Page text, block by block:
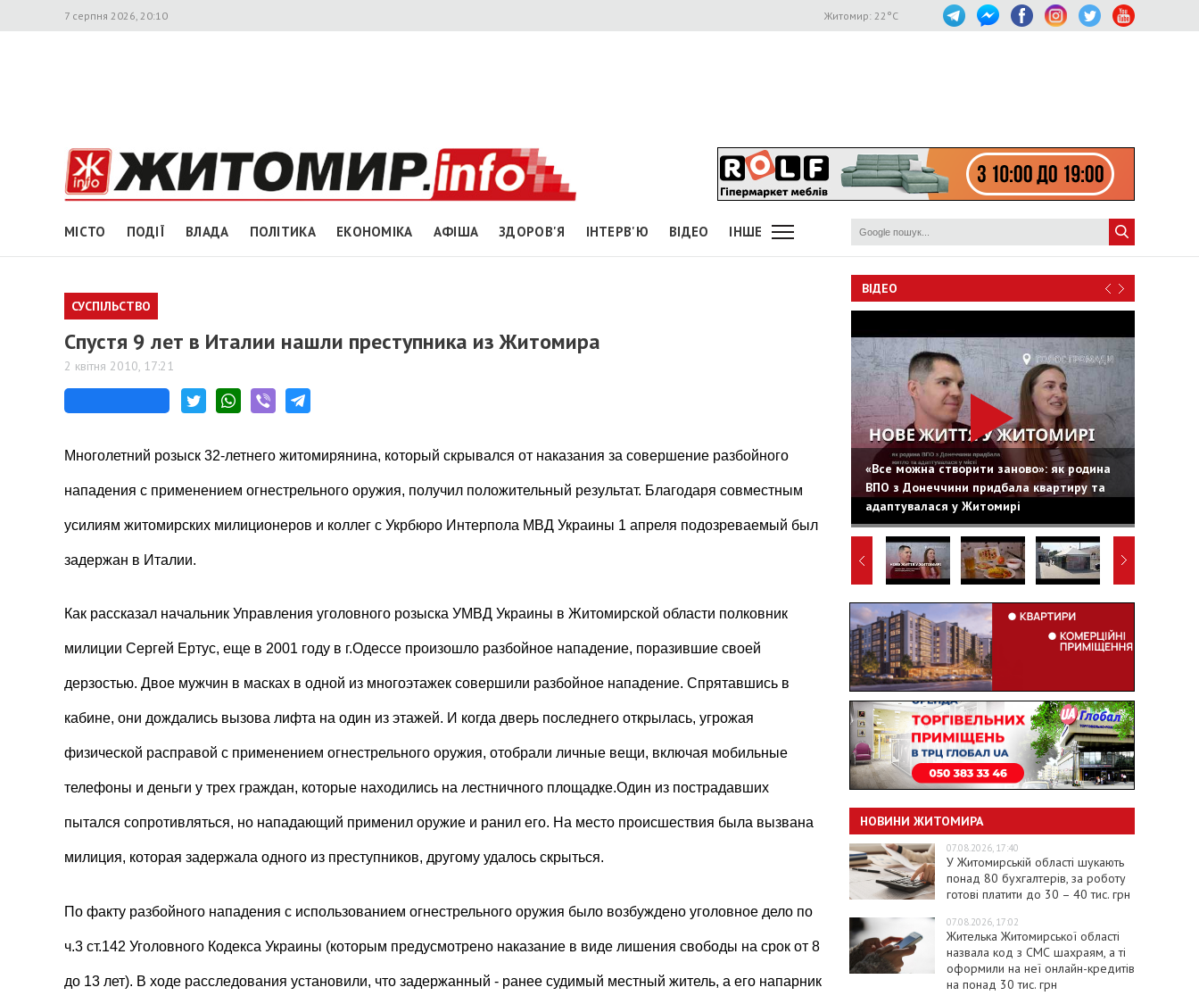
7 серпня 2026, 20:10 Житомир: 22 °C
МІСТО ПОДІЇ ВЛАДА ПОЛІТИКА ЕКОНОМІКА АФІША ЗДОРОВ'Я ІНТЕРВ'Ю ВІДЕО ІНШЕ
СУСПІЛЬСТВО
Спустя 9 лет в Италии нашли преступника из Житомира
2 квітня 2010, 17:21
Многолетний розыск 32-летнего житомирянина, который скрывался от наказания за совершение разбойного
нападения с применением огнестрельного оружия, получил положительный результат. Благодаря совместным
усилиям житомирских милиционеров и коллег с Укрбюро Интерпола МВД Украины 1 апреля подозреваемый был
задержан в Италии.
Как рассказал начальник Управления уголовного розыска УМВД Украины в Житомирской области полковник
милиции Сергей Ертус, еще в 2001 году в г.Одессе произошло разбойное нападение, поразившие своей
дерзостью. Двое мужчин в масках в одной из многоэтажек совершили разбойное нападение. Спрятавшись в
кабине, они дождались вызова лифта на один из этажей. И когда дверь последнего открылась, угрожая
физической расправой с применением огнестрельного оружия, отобрали личные вещи, включая мобильные
телефоны и деньги у трех граждан, которые находились на лестничного площадке.Один из пострадавших
пытался сопротивляться, но нападающий применил оружие и ранил его. На место происшествия была вызвана
милиция, которая задержала одного из преступников, другому удалось скрыться.
По факту разбойного нападения с использованием огнестрельного оружия было возбуждено уголовное дело по
ч.3 ст.142 Уголовного Кодекса Украины (которым предусмотрено наказание в виде лишения свободы на срок от 8
до 13 лет). В ходе расследования установили, что задержанный - ранее судимый местный житель, а его напарник
ВІДЕО
«Все можна створити заново»: як родина
ВПО з Донеччини придбала квартиру та
адаптувалася у Житомирі
НОВИНИ ЖИТОМИРА
07.08.2026, 17:40
У Житомирській області шукають
понад 80 бухгалтерів, за роботу
готові платити до 30 – 40 тис. грн
07.08.2026, 17:02
Жителька Житомирської області
назвала код з СМС шахраям, а ті
оформили на неї онлайн-кредитів
на понад 30 тис. грн